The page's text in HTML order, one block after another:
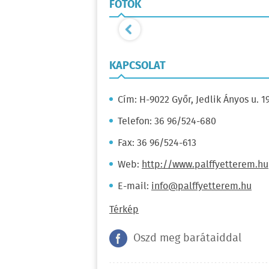
FOTÓK
KAPCSOLAT
Cím: H-9022 Győr, Jedlik Ányos u.
Telefon: 36 96/524-680
Fax: 36 96/524-613
Web: http://www.palffyetterem.hu
E-mail: info@palffyetterem.hu
Térkép
Oszd meg barátaiddal